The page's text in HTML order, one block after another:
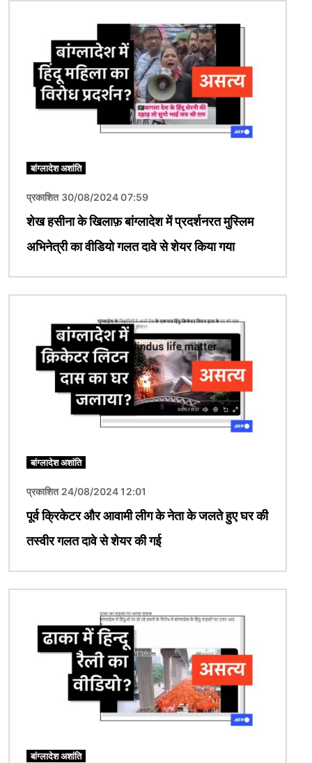
बांग्लादेश अशांति
प्रकाशित 30/08/2024 07:59
शेख हसीना के खिलाफ़ बांग्लादेश में प्रदर्शनरत मुस्लिम
अभिनेत्री का वीडियो गलत दावे से शेयर किया गया
बांग्लादेश अशांति
प्रकाशित 24/08/2024 12:01
पूर्व क्रिकेटर और आवामी लीग के नेता के जलते हुए घर की
तस्वीर गलत दावे से शेयर की गई
बांग्लादेश अशांति